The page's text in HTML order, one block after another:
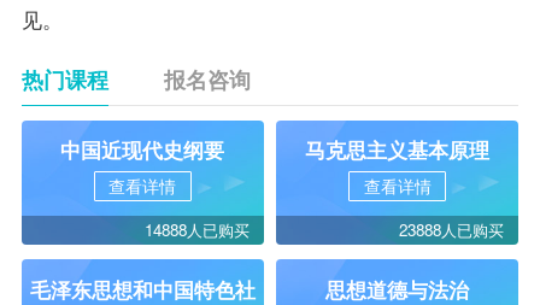
见。
热门课程 报名咨询
中国近现代史纲要
查看详情
14888人已购买
马克思主义基本原理
查看详情
23888人已购买
毛泽东思想和中国特色社
思想道德与法治